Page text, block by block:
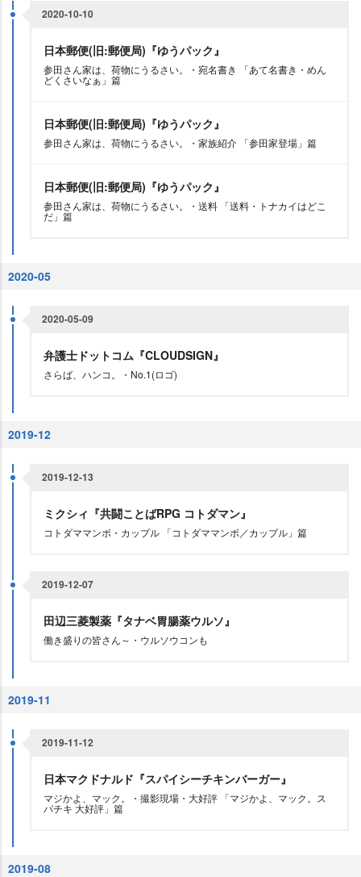
2020-10-10
日本郵便(旧:郵便局)『ゆうパック』
参田さん家は、荷物にうるさい。・宛名書き 「あて名書き・めん
どくさいなぁ」篇
日本郵便(旧:郵便局)『ゆうパック』
参田さん家は、荷物にうるさい。・家族紹介 「参田家登場」篇
日本郵便(旧:郵便局)『ゆうパック』
参田さん家は、荷物にうるさい。・送料 「送料・トナカイはどこ
だ」篇
2020-05
2020-05-09
弁護士ドットコム『CLOUDSIGN』
さらば、ハンコ。・No.1(ロゴ)
2019-12
2019-12-13
ミクシィ『共闘ことばRPG コトダマン』
コトダママンボ・カップル 「コトダママンボ／カップル」篇
2019-12-07
田辺三菱製薬『タナベ胃腸薬ウルソ』
働き盛りの皆さん～・ウルソウコンも
2019-11
2019-11-12
日本マクドナルド『スパイシーチキンバーガー』
マジかよ、マック。・撮影現場・大好評 「マジかよ、マック。ス
パチキ 大好評」篇
2019-08